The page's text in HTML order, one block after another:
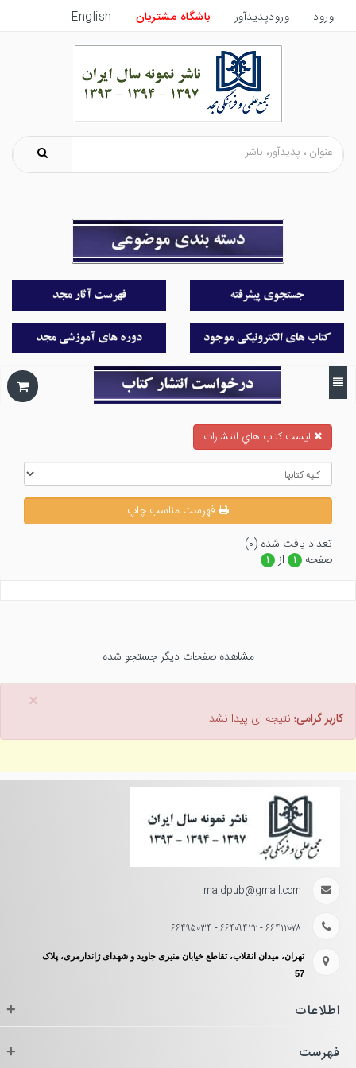
ورود ورودپدیدآور باشگاه مشتریان English
ليست كتاب هاي انتشارات
فهرست مناسب چاپ
تعداد يافت شده (۰)
صفحه
۱ از ۱
مشاهده صفحات دیگر جستجو شده
×
کاربر گرامی؛ نتیجه ای پیدا نشد
majdpub@gmail.com
۶۶۴۱۲۰۷۸ - ۶۶۴۰۹۴۲۲ - ۶۶۴۹۵۰۳۴
تهران، میدان انقلاب، تقاطع خیابان منیری جاوید و شهدای ژاندارمری، پلاک
57
اطلاعات +
فهرست +